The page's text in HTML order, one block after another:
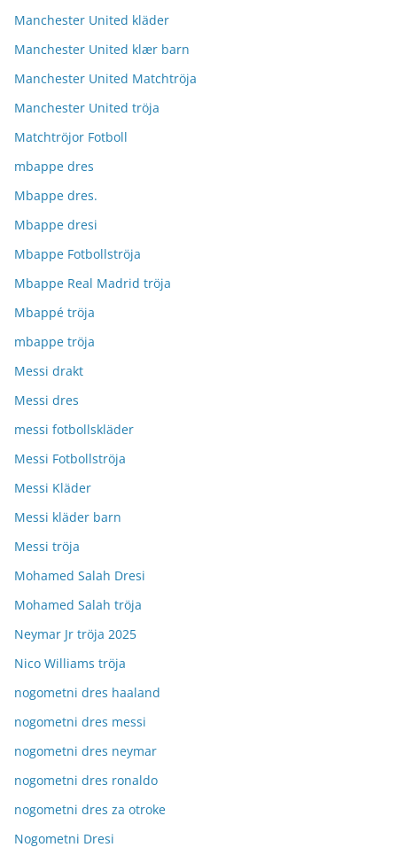
Manchester United kläder
Manchester United klær barn
Manchester United Matchtröja
Manchester United tröja
Matchtröjor Fotboll
mbappe dres
Mbappe dres.
Mbappe dresi
Mbappe Fotbollströja
Mbappe Real Madrid tröja
Mbappé tröja
mbappe tröja
Messi drakt
Messi dres
messi fotbollskläder
Messi Fotbollströja
Messi Kläder
Messi kläder barn
Messi tröja
Mohamed Salah Dresi
Mohamed Salah tröja
Neymar Jr tröja 2025
Nico Williams tröja
nogometni dres haaland
nogometni dres messi
nogometni dres neymar
nogometni dres ronaldo
nogometni dres za otroke
Nogometni Dresi